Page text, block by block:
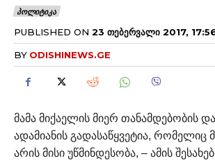
ᲞᲝᲚᲘᲢᲘᲙᲐ
PUBLISHED ON 23 ᲗᲔᲑᲔᲠᲕᲐᲚᲘ 2017,
BY ODISHINEWS.GE
მამა მიქაელის მიერ თანამდებობის
ადამიანის გადასაწყვეტია, რომელიც
არის მისი უწმინდესობა, – ამის